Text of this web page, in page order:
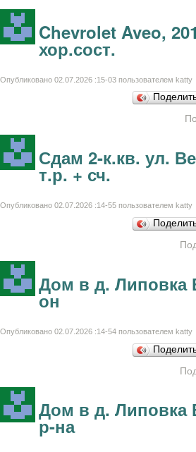
Chevrolet Aveo,
хор.сост.
Опубликовано 02.07.2026 :15-03 пользователем katty
Сдам 2-к.кв. ул.
т.р. + сч.
Опубликовано 02.07.2026 :14-55 пользователем katty
Дом в д. Липовка
он
Опубликовано 02.07.2026 :14-54 пользователем katty
Дом в д. Липовка
р-на